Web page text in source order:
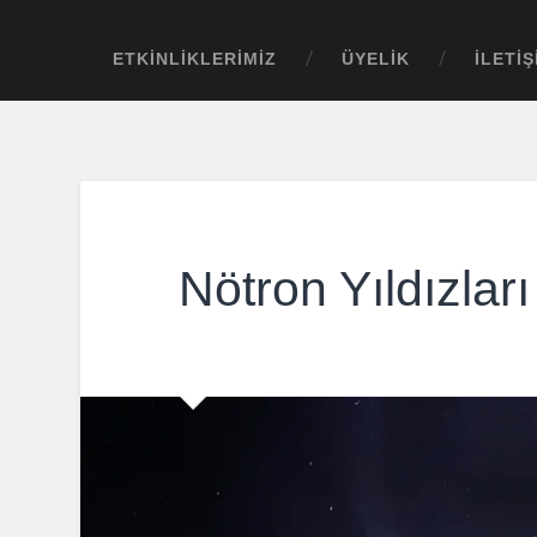
ETKINLIKLERIMIZ ÜYELIK
Nötron Yıldızları